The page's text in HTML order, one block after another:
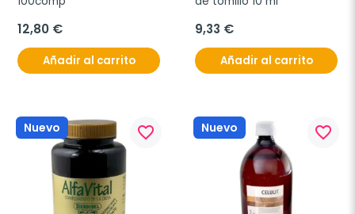
12,80 €
Añadir al carrito
9,33 €
Añadir al carrito
Nuevo favorite_border Nuevo favorite_border